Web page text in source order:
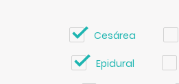
Cesárea
Epidural